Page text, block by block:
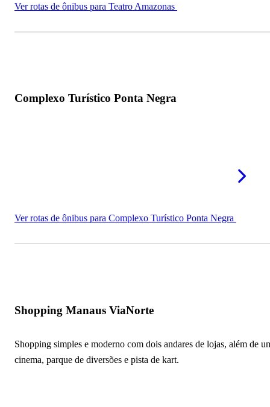
Ver rotas de ônibus para Teatro Amazonas
Complexo Turístico Ponta Negra
Ver rotas de ônibus para Complexo Turístico Ponta Negra
Shopping Manaus ViaNorte
Shopping simples e moderno com dois andares de lojas, além de
cinema, parque de diversões e pista de kart.